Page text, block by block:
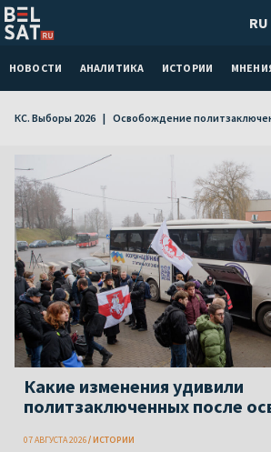
Новости
НОВОСТИ АНАЛИТИКА ИСТОРИИ
RU
КС. Выборы 2026 Освобождение
Какие изменения удивили
политзаключенных после
07 АВГУСТА 2026 ИСТОРИИ